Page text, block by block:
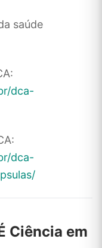
saúde
dca-
dca-
Ciência em